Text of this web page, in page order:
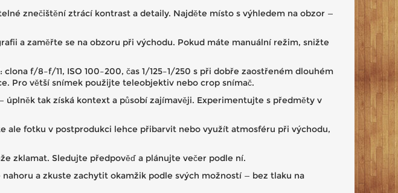
znečištění ztrácí kontrast a detaily. Najděte místo s výhledem na obzor —
a zaměřte se na obzoru při východu. Pokud máte manuální režim, snižte
f/8–f/11, ISO 100–200, čas 1/125–1/250 s při dobře zaostřeném dlouhém
Pro větší snímek použijte teleobjektiv nebo crop snímač.
tak získá kontext a působí zajímavěji. Experimentujte s předměty v
ale fotku v postprodukci lehce přibarvit nebo využít atmosféru při východu,
zklamat. Sledujte předpověď a plánujte večer podle ní.
a zkuste zachytit okamžik podle svých možností — bez tlaku na